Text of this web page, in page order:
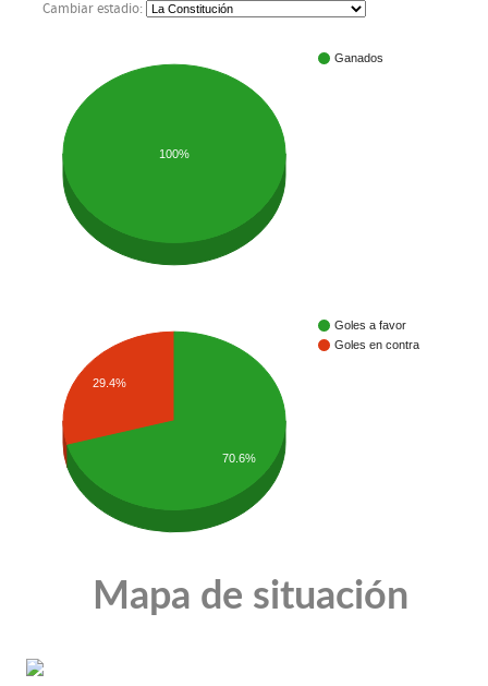
Cambiar estadio:
Ganados
100%
Goles a favor
Goles en contra
29.4%
70.6%
Mapa de situación